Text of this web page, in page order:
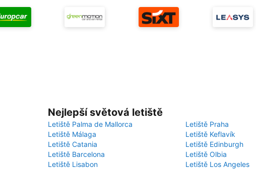
Nejlepší světová letiště
Letiště Palma de Mallorca
Letiště Praha
Letiště Málaga
Letiště Keflavík
Letiště Catania
Letiště Edinburgh
Letiště Barcelona
Letiště Olbia
Letiště Lisabon
Letiště Los Angeles